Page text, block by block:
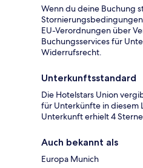
Wenn du deine Buchung
EU-Verordnungen über
Buchungsservices für
Widerrufsrecht.
Unterkunftsstandard
Die Hotelstars Union
für Unterkünfte in diesem
Unterkunft erhielt 4
Auch bekannt als
Europa Munich